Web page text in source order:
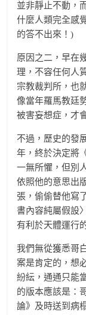
並非靜止不動，
什麼人類完全感
的答不出來！)
原因之二，早在
理，不容任何人
宗教裁判所，也
像當年羅馬教廷
被害妄想症，才
不過，歷史的發
年，終於決定將
一無所懼，但別
依照他的意思出
張，偷偷替他寫
書內容純屬假設
有利於天體運行
我們無從獲悉哥
案是肯定的，想
紛紜，通通只能
的版本應該是：
論》及時送到病